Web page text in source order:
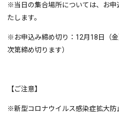
※当日の集合場所については、お申
たします。
※お申込み締め切り：12月18日（
次第締め切ります）
【ご注意】
※新型コロナウイルス感染症拡大防